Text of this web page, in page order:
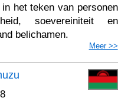
het teken van personen
soevereiniteit en
belichamen.
Meer >>